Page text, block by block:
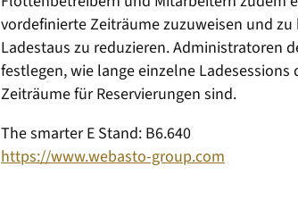
vordefinierte Zeiträume zuzuweisen und
Ladestaus zu reduzieren. Adminis­tratoren
festlegen, wie lange einzelne
Zeiträume für Reservierungen sind.
The smarter E Stand: B6.640
https://www.webasto-group.com